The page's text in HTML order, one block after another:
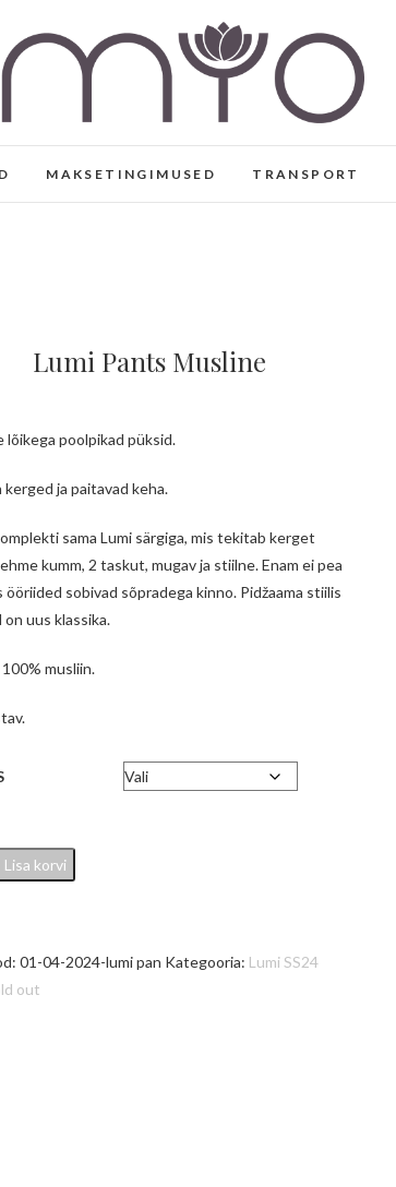
ja joogariided
MAKSETINGIMUSED TRANSPORT
Lumi Pants Musline
lõikega poolpikad püksid.
kerged ja paitavad keha.
sama Lumi särgiga, mis tekitab kerget
kumm, 2 taskut, mugav ja stiilne. Enam ei pea
ööriided sobivad sõpradega kinno. Pidžaama stiilis
uus klassika.
musliin.
Lisa korvi
01-04-2024-lumi pan Kategooria: Lumi SS24
out